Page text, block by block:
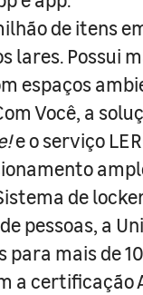
de itens
lares. Possui
espaços
Você, a
e o serviço
de
pessoas, a
mais de
a certificação